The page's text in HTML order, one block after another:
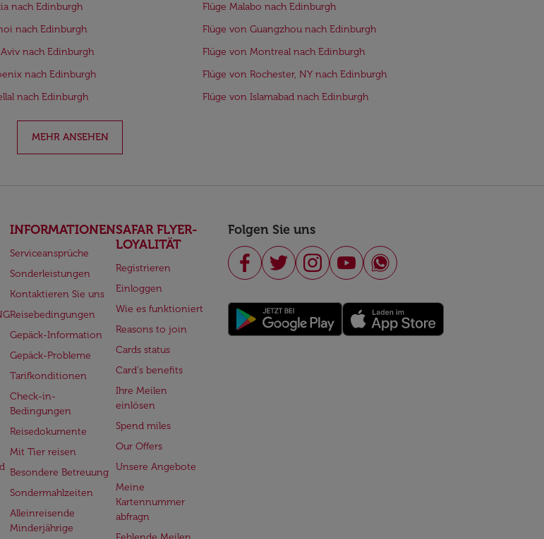
nach Edinburgh
Flüge Malabo nach Edinburgh
nach Edinburgh
Flüge von Guangzhou nach Edinburgh
nach Edinburgh
Flüge von Montreal nach Edinburgh
nach Edinburgh
Flüge von Rochester, NY nach Edinburgh
nach Edinburgh Flüge von Islamabad nach Edinburgh
MEHR ANSEHEN
INFORMATIONEN
Serviceansprüche
Sonderleistungen
Kontaktieren Sie uns
Reisebedingungen
Gepäck-Information
Gepäck-Probleme
Tarifkonditionen
Check-in-
Bedingungen
Reisedokumente
Mit Tier reisen
Besondere Betreuung
Sondermahlzeiten
Alleinreisende
Minderjährige
SAFAR FLYER-
LOYALITÄT
Registrieren
Einloggen
Wie es funktioniert
Reasons to join
Cards status
Card's benefits
Ihre Meilen
einlösen
Spend miles
Our Offers
Unsere Angebote
Meine
Kartennummer
abfragn
Folgen Sie uns